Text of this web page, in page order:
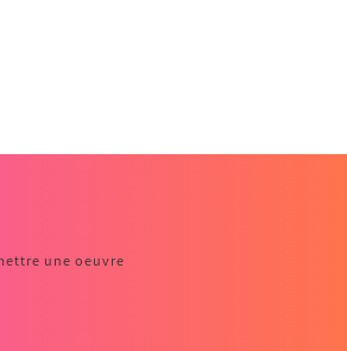
une oeuvre